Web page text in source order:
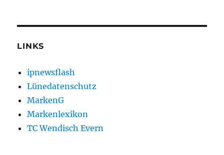
LINKS
ipnewsflash
Lünedatenschutz
MarkenG
Markenlexikon
TC Wendisch Evern